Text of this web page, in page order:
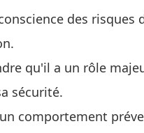
des risques
qu'il a un rôle
sécurité.
comportement